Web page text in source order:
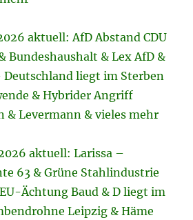
aktuell: AfD Abstand CDU
Bundeshaushalt & Lex AfD &
Deutschland liegt im Sterben
& Hybrider Angriff
& Levermann & vieles mehr
aktuell: Larissa –
63 & Grüne Stahlindustrie
Ächtung Baud & D liegt im
Leipzig & Häme